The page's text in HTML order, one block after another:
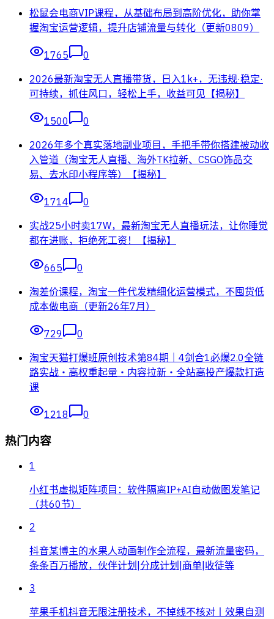
松鼠会电商VIP课程，从基础布局到高阶优化，助你掌
握淘宝运营逻辑，提升店铺流量与转化（更新0809）
1765
0
2026最新淘宝无人直播带货，日入1k+，无违规·稳定·
可持续，抓住风口，轻松上手，收益可见【揭秘】
1500
0
2026年多个真实落地副业项目，手把手带你搭建被动收
入管道（淘宝无人直播、海外TK拉新、CSGO饰品交
易、去水印小程序等）【揭秘】
1714
0
实战25小时卖17W，最新淘宝无人直播玩法，让你睡觉
都在进账，拒绝死工资！【揭秘】
665
0
淘差价课程，淘宝一件代发精细化运营模式，不囤货低
成本做电商（更新26年7月）
729
0
淘宝天猫打爆班原创技术第84期｜4剑合1必爆2.0全链
路实战・高权重起量・内容拉新・全站高投产爆款打造
课
1218 0
热门内容
1
小红书虚拟矩阵项目：软件隔离IP+AI自动做图发笔记
（共60节）
2
抖音某博主的水果人动画制作全流程，最新流量密码，
条条百万播放，伙伴计划|分成计划|商单|收徒等
3
苹果手机抖音无限注册技术，不掉线不核对丨效果自测